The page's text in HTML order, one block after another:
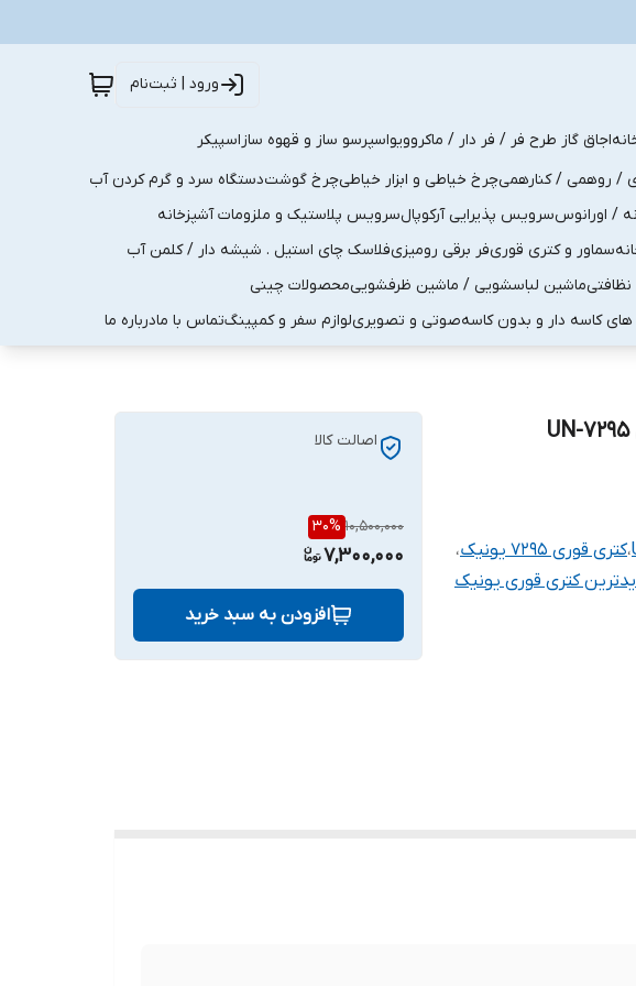
ورود | ثبت‌نام
اجاق گاز طرح فر / فر دار / ماکروویواسپرسو ساز و قهوه سازاسپیکر
/ روهمی / کنارهمیچرخ خیاطی و ابزار خیاطیچرخ گوشتدستگاه سرد و گرم کردن آب
/ اورانوسسرویس پذیرایی آرکوپالسرویس پلاستیک و ملزومات آشپزخانه
سماور و کتری قوریفر برقی رومیزیفلاسک چای استیل . شیشه دار / کلمن آب
ماشین لباسشویی / ماشین ظرفشوییمحصولات چینی
کاسه دار و بدون کاسهصوتی و تصویریلوازم سفر و کمپینگتماس با مادرباره ما
،کتری قوری ۷۲۹۵ یونیک
،
کتری قوری یونیک
اصالت کالا
10,500,000
30%
7,300,000
افزودن به سبد خرید